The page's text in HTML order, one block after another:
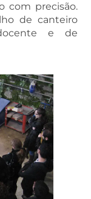
com precisão.
de canteiro
e de